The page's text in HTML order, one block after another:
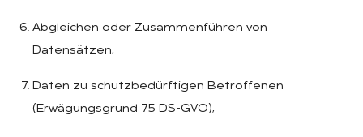
Abgleichen oder Zusammenführen von
Datensätzen,
Daten zu schutzbedürftigen Betroffenen
(Erwägungsgrund 75 DS-GVO),